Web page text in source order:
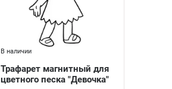
В наличии
Трафарет магнитный для
цветного песка "Девочка"